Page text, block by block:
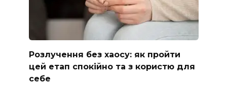
Розлучення без хаосу: як пройти
цей етап спокійно та з користю для
себе